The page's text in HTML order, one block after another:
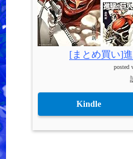
[まとめ買い]
posted
Kindle